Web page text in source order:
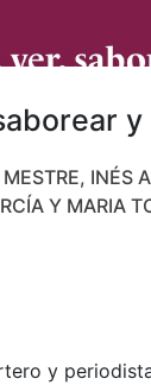
INÉS
Y MARIA
y